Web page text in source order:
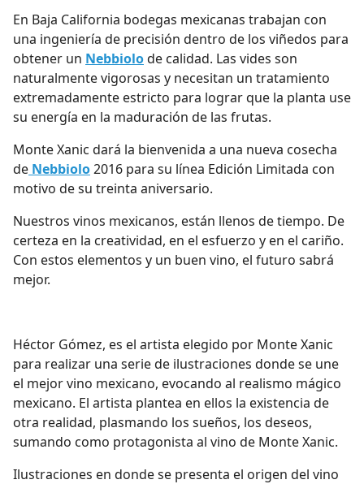
En Baja California bodegas mexicanas trabajan con
una ingeniería de precisión dentro de los viñedos para
obtener un Nebbiolode calidad. Las vides son
naturalmente vigorosas y necesitan un tratamiento
extremadamente estricto para lograr que la planta use
su energía en la maduración de las frutas.
Monte Xanic dará la bienvenida a una nueva cosecha
de Nebbiolo2016 para su línea Edición Limitada con
motivo de su treinta aniversario.
Nuestros vinos mexicanos, están llenos de tiempo. De
certeza en la creatividad, en el esfuerzo y en el cariño.
Con estos elementos y un buen vino, el futuro sabrá
mejor.
Héctor Gómez, es el artista elegido por Monte Xanic
para realizar una serie de ilustraciones donde se une
el mejor vino mexicano, evocando al realismo mágico
mexicano. El artista plantea en ellos la existencia de
otra realidad, plasmando los sueños, los deseos,
sumando como protagonista al vino de Monte Xanic.
Ilustraciones en donde se presenta el origen del vino